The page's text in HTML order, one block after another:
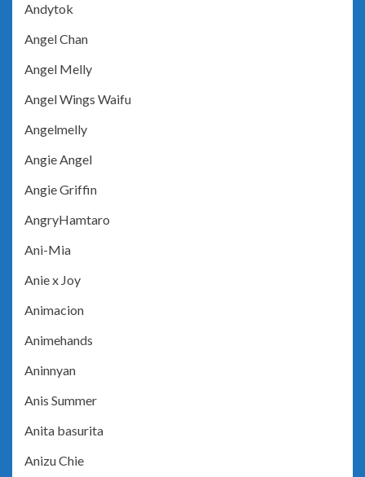
Andytok
Angel Chan
Angel Melly
Angel Wings Waifu
Angelmelly
Angie Angel
Angie Griffin
AngryHamtaro
Ani-Mia
Anie x Joy
Animacion
Animehands
Aninnyan
Anis Summer
Anita basurita
Anizu Chie